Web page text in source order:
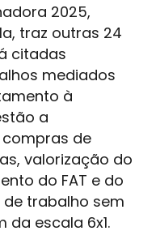
2025,
traz outras 24
citadas
mediados
à
a
de
valorização do
do FAT e do
de trabalho sem
da escala 6x1.